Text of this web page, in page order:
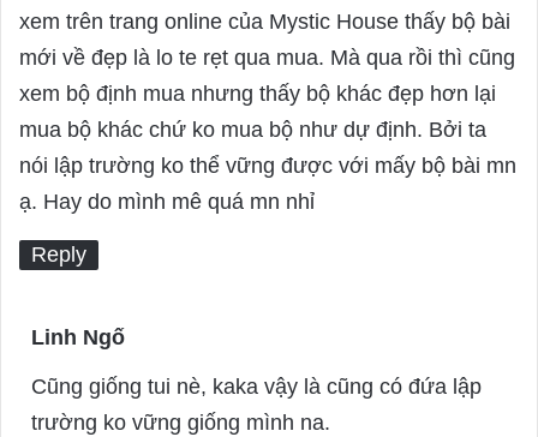
y
s
:
xem trên trang online của Mystic House thấy bộ bài
mới về đẹp là lo te rẹt qua mua. Mà qua rồi thì cũng
xem bộ định mua nhưng thấy bộ khác đẹp hơn lại
mua bộ khác chứ ko mua bộ như dự định. Bởi ta
nói lập trường ko thể vững được với mấy bộ bài mn
ạ. Hay do mình mê quá mn nhỉ
Reply
Linh Ngố
a
y
Cũng giống tui nè, kaka vậy là cũng có đứa lập
trường ko vững giống mình na.